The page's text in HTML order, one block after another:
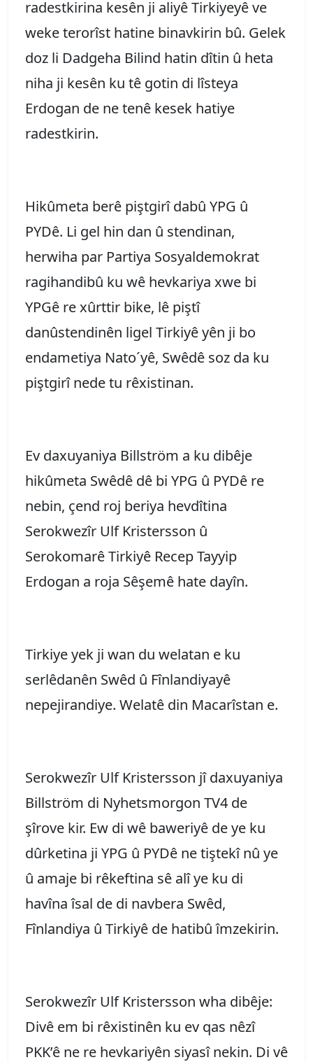
radestkirina kesên ji aliyê Tirkiyeyê ve
weke terorîst hatine binavkirin bû. Gelek
doz li Dadgeha Bilind hatin dîtin û heta
niha ji kesên ku tê gotin di lîsteya
Erdogan de ne tenê kesek hatiye
radestkirin.
Hikûmeta berê piştgirî dabû YPG û
PYDê. Li gel hin dan û stendinan,
herwiha par Partiya Sosyaldemokrat
ragihandibû ku wê hevkariya xwe bi
YPGê re xûrttir bike, lê piştî
danûstendinên ligel Tirkiyê yên ji bo
endametiya Nato´yê, Swêdê soz da ku
piştgirî nede tu rêxistinan.
Ev daxuyaniya Billström a ku dibêje
hikûmeta Swêdê dê bi YPG û PYDê re
nebin, çend roj beriya hevdîtina
Serokwezîr Ulf Kristersson û
Serokomarê Tirkiyê Recep Tayyip
Erdogan a roja Sêşemê hate dayîn.
Tirkiye yek ji wan du welatan e ku
serlêdanên Swêd û Fînlandiyayê
nepejirandiye. Welatê din Macarîstan e.
Serokwezîr Ulf Kristersson jî daxuyaniya
Billström di Nyhetsmorgon TV4 de
şîrove kir. Ew di wê baweriyê de ye ku
dûrketina ji YPG û PYDê ne tiştekî nû ye
û amaje bi rêkeftina sê alî ye ku di
havîna îsal de di navbera Swêd,
Fînlandiya û Tirkiyê de hatibû îmzekirin.
Serokwezîr Ulf Kristersson wha dibêje:
Divê em bi rêxistinên ku ev qas nêzî
PKK’ê ne re hevkariyên siyasî nekin. Di vê